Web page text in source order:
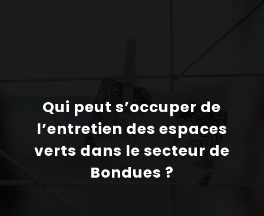
Qui peut s’occuper de
l’entretien des espaces
verts dans le secteur de
Bondues ?